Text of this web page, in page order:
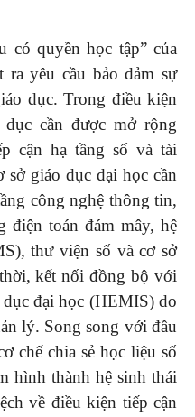
có quyền học tập” của
yêu cầu bảo đảm sự
dục. Trong điều kiện
cần được mở rộng
cận hạ tầng số và tài
sở giáo dục đại học cần
công nghệ thông tin,
điện toán đám mây, hệ
thư viện số và cơ sở
kết nối đồng bộ với
đại học (HEMIS) do
lý. Song song với đầu
chế chia sẻ học liệu số
hình thành hệ sinh thái
về điều kiện tiếp cận